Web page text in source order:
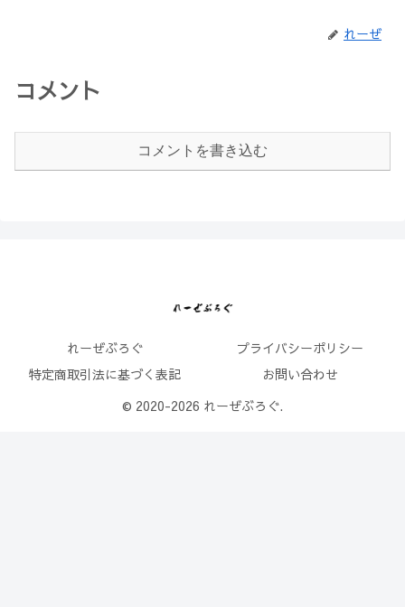
れーぜ
コメント
コメントを書き込む
れーぜぶろぐ
プライバシーポリシー
特定商取引法に基づく表記
お問い合わせ
© 2020-2026 れーぜぶろぐ.